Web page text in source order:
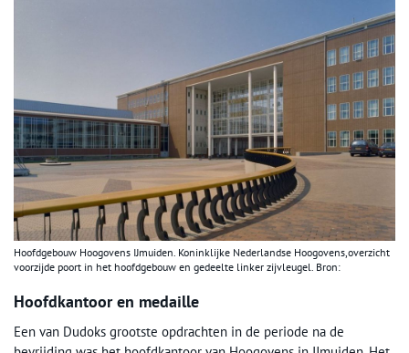
Hoofdgebouw Hoogovens IJmuiden. Koninklijke Nederlandse Hoogovens,overzicht
voorzijde poort in het hoofdgebouw en gedeelte linker zijvleugel. Bron:
Hoofdkantoor en medaille
Een van Dudoks grootste opdrachten in de periode na de